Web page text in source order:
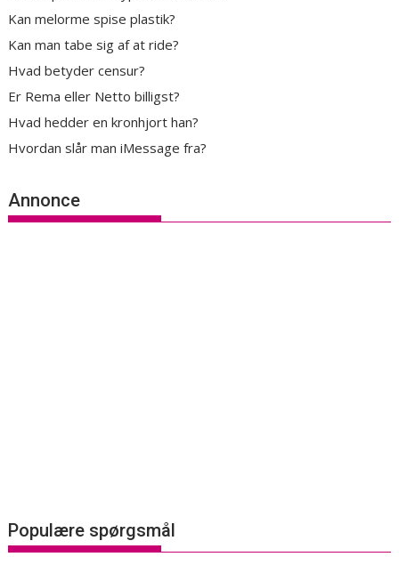
Kan melorme spise plastik?
Kan man tabe sig af at ride?
Hvad betyder censur?
Er Rema eller Netto billigst?
Hvad hedder en kronhjort han?
Hvordan slår man iMessage fra?
Annonce
Populære spørgsmål